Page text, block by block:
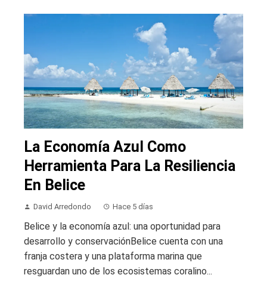
La Economía Azul Como
Herramienta Para La Resiliencia
En Belice
David Arredondo Hace 5 días
Belice y la economía azul: una oportunidad para
desarrollo y conservaciónBelice cuenta con una
franja costera y una plataforma marina que
resguardan uno de los ecosistemas coralino...